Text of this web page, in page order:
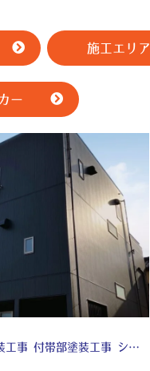
施工エリア
ー
愛知 西尾市 外壁塗装工事 付帯部塗装工事 シーリング工事 防水工事 ♧